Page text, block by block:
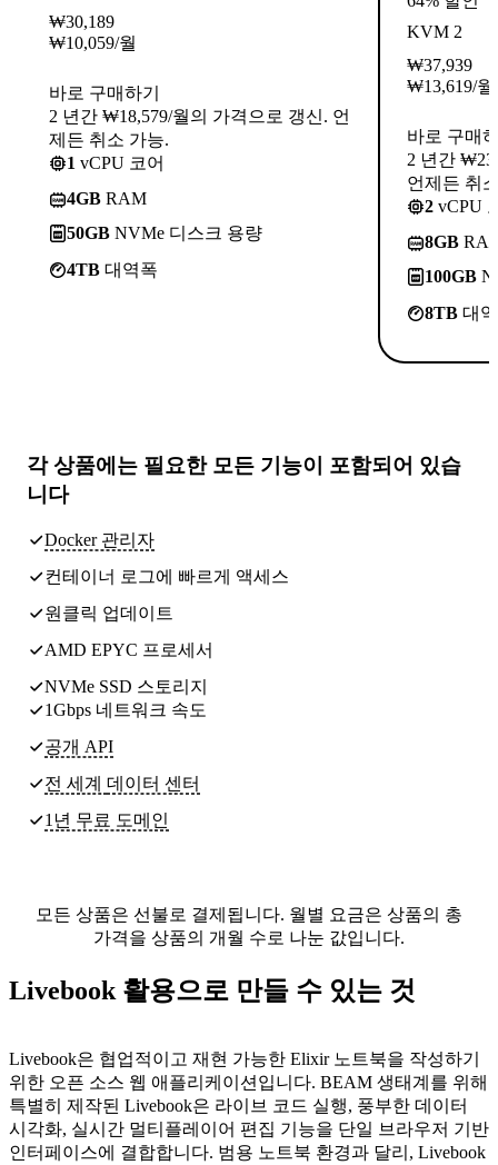
₩30,189
₩10,059/월
바로 구매하기
2 년간 ₩18,579/월의 가격으로 갱신. 언
제든 취소 가능.
1 vCPU 코어
4GB RAM
50GB NVMe 디스크 용량
4TB 대역폭
KVM 2
₩37,939
₩13,619/월
바로 구매
2 년간
언제든 취
2 vCPU
8GB
100GB
8TB 대
각 상품에는 필요한 모든 기능이 포함되어 있습
니다
Docker 관리자
컨테이너 로그에 빠르게 액세스
원클릭 업데이트
AMD EPYC 프로세서
NVMe SSD 스토리지
1Gbps 네트워크 속도
공개 API
전 세계 데이터 센터
1년 무료 도메인
모든 상품은 선불로 결제됩니다. 월별 요금은 상품의 총
가격을 상품의 개월 수로 나눈 값입니다.
Livebook 활용으로 만들 수 있는 것
Livebook은 협업적이고 재현 가능한 Elixir 노트북을 작성하기
위한 오픈 소스 웹 애플리케이션입니다. BEAM 생태계를 위해
특별히 제작된 Livebook은 라이브 코드 실행, 풍부한 데이터
시각화, 실시간 멀티플레이어 편집 기능을 단일 브라우저 기반
인터페이스에 결합합니다. 범용 노트북 환경과 달리, Livebook